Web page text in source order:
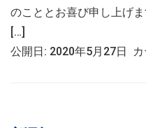
のこととお喜び申し上げ
[…]
公開日: 2020年5月27日 カ